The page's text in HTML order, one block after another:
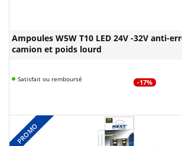
Ampoules W5W T10 LED 24V -32V anti-
camion et poids lourd
Satisfait ou remboursé -17%
PROMO